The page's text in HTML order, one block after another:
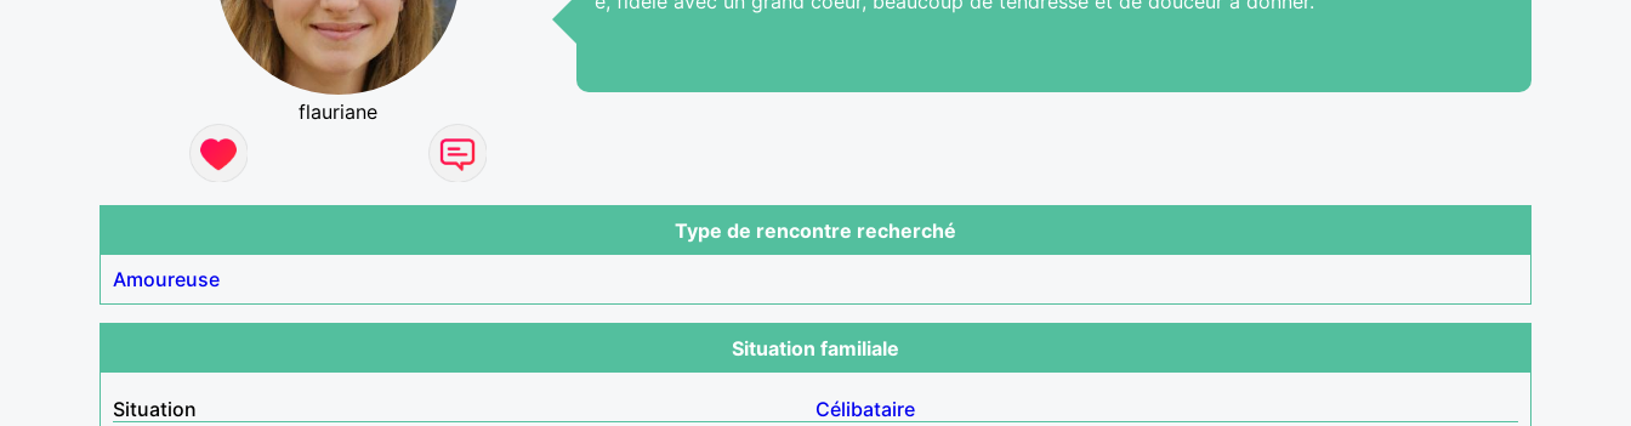
flauriane
Type de rencontre recherché
Amoureuse
Situation familiale
Situation
Célibataire